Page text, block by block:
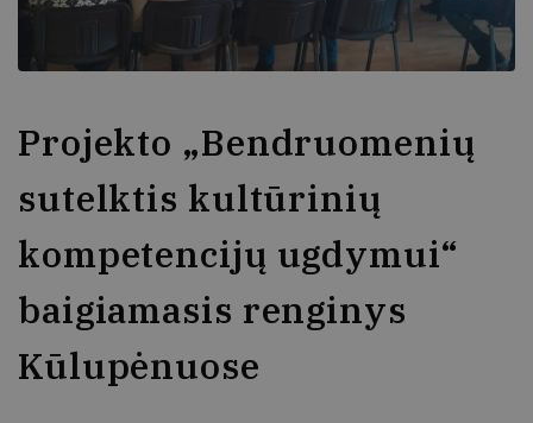
Projekto „Bendruomenių
sutelktis kultūrinių
kompetencijų ugdymui“
baigiamasis renginys
Kūlupėnuose